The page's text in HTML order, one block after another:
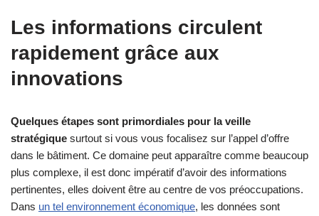
Les informations circulent
rapidement grâce aux
innovations
Quelques étapes sont primordiales pour la veille
stratégique surtout si vous vous focalisez sur l’appel d’offre
dans le bâtiment. Ce domaine peut apparaître comme beaucoup
plus complexe, il est donc impératif d’avoir des informations
pertinentes, elles doivent être au centre de vos préoccupations.
Dans un tel environnement économique, les données sont